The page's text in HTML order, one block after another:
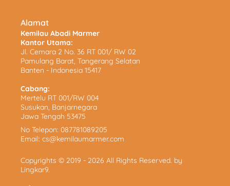
Alamat
Kemilau Abadi Marmer
Kantor Utama:
Jl. Cemara 2 No. 36 RT 001/ RW 02
Pamulang Barat, Tangerang Selatan
Banten - Indonesia 15417
Cabang:
Mertelu RT 001/RW 004
Susukan, Banjarnegara
Jawa Tengah 53475
No Telepon: 087781089205
Email: cs@kemilaumarmer.com
Copyrights © 2019 - 2026 All Rights Reserved. by
Lingkar9.